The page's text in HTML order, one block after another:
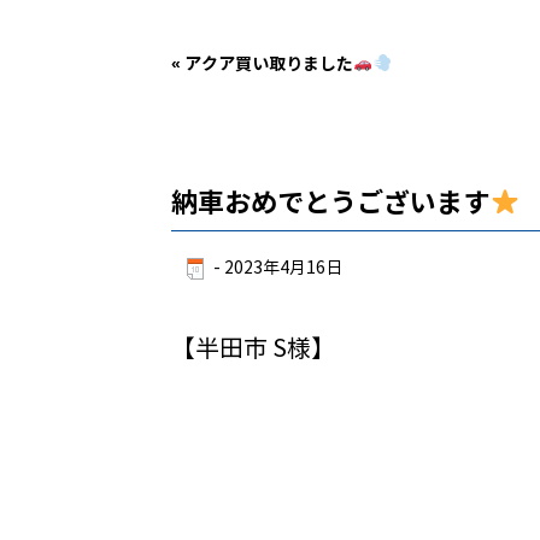
« アクア買い取りました
納車おめでとうございます
- 2023年4月16日
【半田市 S様】